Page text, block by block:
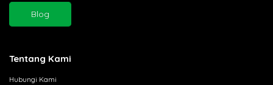
Blog
Tentang Kami
Hubungi Kami